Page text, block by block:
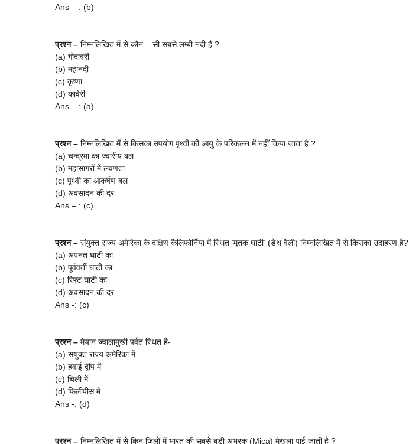
Ans – : (b)
प्रश्न – निम्नलिखित में से कौन – सी सबसे लम्बी नदी है ?
(a) गोदावरी
(b) महानदी
(c) कृष्णा
(d) कावेरी
Ans – : (a)
प्रश्न – निम्नलिखित में से किसका उपयोग पृथ्वी की आयु के परिकलन में नहीं किया जाता है ?
(a) चन्द्रमा का ज्वारीय बल
(b) महासागरों में लवणता
(c) पृथ्वी का आकर्षण बल
(d) अवसादन की दर
Ans – : (c)
प्रश्न – संयुक्त राज्य अमेरिका के दक्षिण कैलिफोर्निया में स्थित ‘मृतक घाटी’ (डेथ वैली) निम्नलिखित में से किसका उदाहरण है?
(a) अपनत घाटी का
(b) पूर्ववर्ती घाटी का
(c) रिफ्ट घाटी का
(d) अवसादन की दर
Ans -: (c)
प्रश्न – मेयान ज्वालामुखी पर्वत स्थित है-
(a) संयुक्त राज्य अमेरिका में
(b) हवाई द्वीप में
(c) चिली में
(d) फिलीपींस में
Ans -: (d)
प्रश्न – निम्नलिखित में से किन जिलों में भारत की सबसे बड़ी अभ्रक (Mica) मेखला पाई जाती है ?